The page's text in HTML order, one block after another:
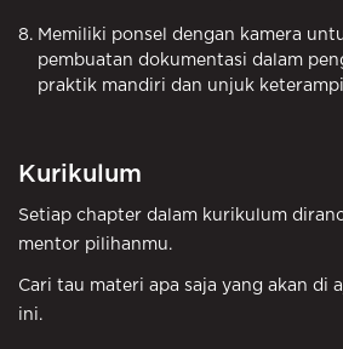
Memiliki ponsel dengan kamera
pembuatan dokumentasi dalam
praktik mandiri dan unjuk
Kurikulum
Setiap chapter dalam kurikulum
mentor pilihanmu.
Cari tau materi apa saja yang akan di
ini.